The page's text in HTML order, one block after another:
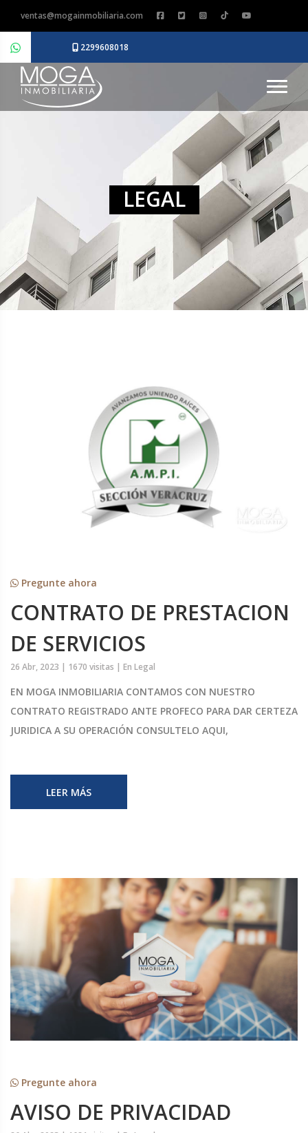
ventas@mogainmobiliaria.com
2299608018
LEGAL
Pregunte ahora
CONTRATO DE PRESTACION
DE SERVICIOS
26 Abr, 2023 | 1670 visitas | En Legal
EN MOGA INMOBILIARIA CONTAMOS CON NUESTRO
CONTRATO REGISTRADO ANTE PROFECO PARA DAR CERTEZA
JURIDICA A SU OPERACIÓN CONSULTELO AQUI,
LEER MÁS
Pregunte ahora
AVISO DE PRIVACIDAD